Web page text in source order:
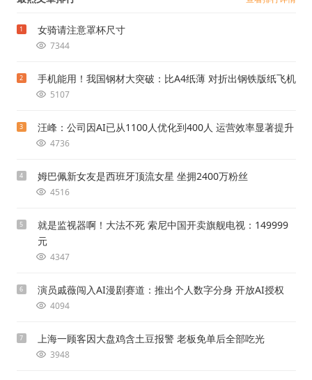
1 女骑请注意罩杯尺寸
7344
2 手机能用！我国钢材大突破：比A4纸薄 对折出钢铁版纸飞机
5107
3 汪峰：公司因AI已从1100人优化到400人 运营效率显著提升
4736
4 姆巴佩新女友是西班牙顶流女星 坐拥2400万粉丝
4516
5
就是监视器啊！大法不死 索尼中国开卖旗舰电视：149999
元
4347
6 演员戚薇闯入AI漫剧赛道：推出个人数字分身 开放AI授权
4094
7 上海一顾客因大盘鸡含土豆报警 老板免单后全部吃光
3948